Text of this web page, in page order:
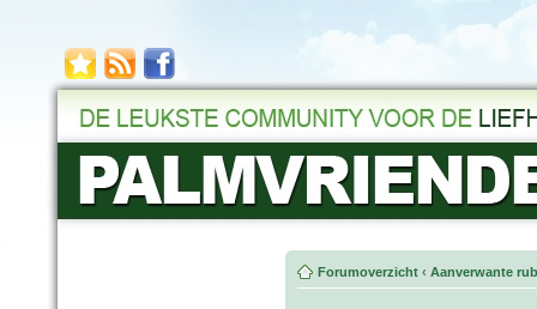
Forumoverzicht ‹ Aanverwante